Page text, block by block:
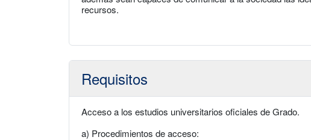
recursos.
Requisitos
Acceso a los estudios universitarios oficiales de Grado.
a) Procedimientos de acceso: